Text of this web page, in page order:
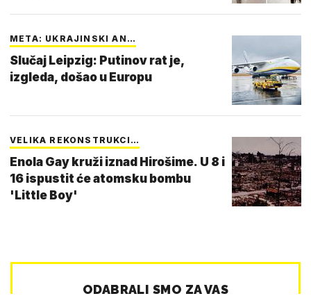
META: UKRAJINSKI AN…
Slučaj Leipzig: Putinov rat je,
izgleda, došao u Europu
VELIKA REKONSTRUKCI…
Enola Gay kruži iznad Hirošime. U 8 i
16 ispustit će atomsku bombu
'Little Boy'